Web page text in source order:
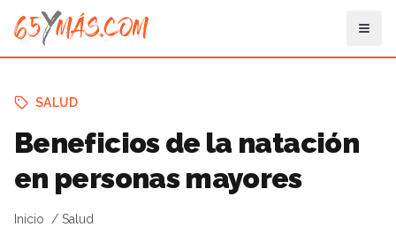
SALUD
Beneficios de la natación
en personas mayores
Inicio Salud